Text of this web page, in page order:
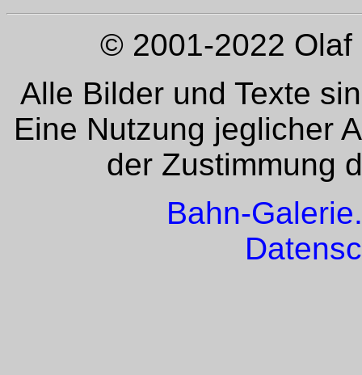
© 2001-2022 Olaf
Alle Bilder und Texte
Eine Nutzung jeglicher
der Zustimmung
Bahn-